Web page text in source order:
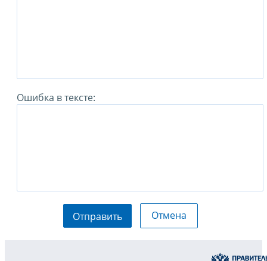
Ошибка в тексте:
Отправить Отмена